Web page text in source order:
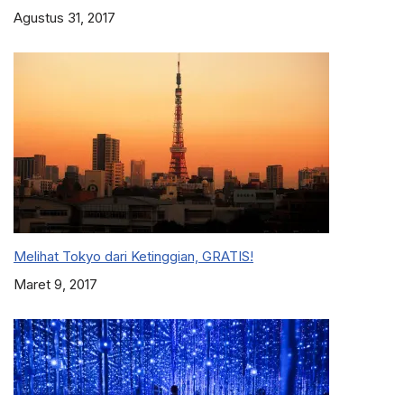
Agustus 31, 2017
Melihat Tokyo dari Ketinggian, GRATIS!
Maret 9, 2017